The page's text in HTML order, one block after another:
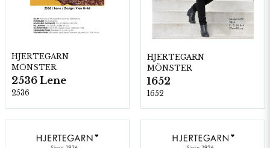
HJERTEGARN
MÖNSTER
2536 Lene
2536
HJERTEGARN
MÖNSTER
1652
1652